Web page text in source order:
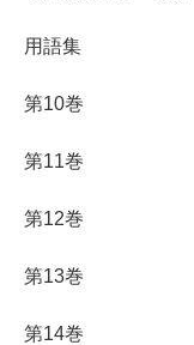
用語集
第10巻
第11巻
第12巻
第13巻
第14巻